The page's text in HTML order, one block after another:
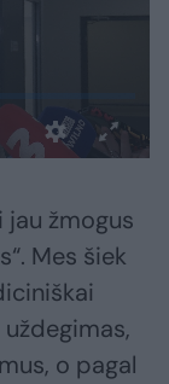
žmogus
Mes šiek
o pagal